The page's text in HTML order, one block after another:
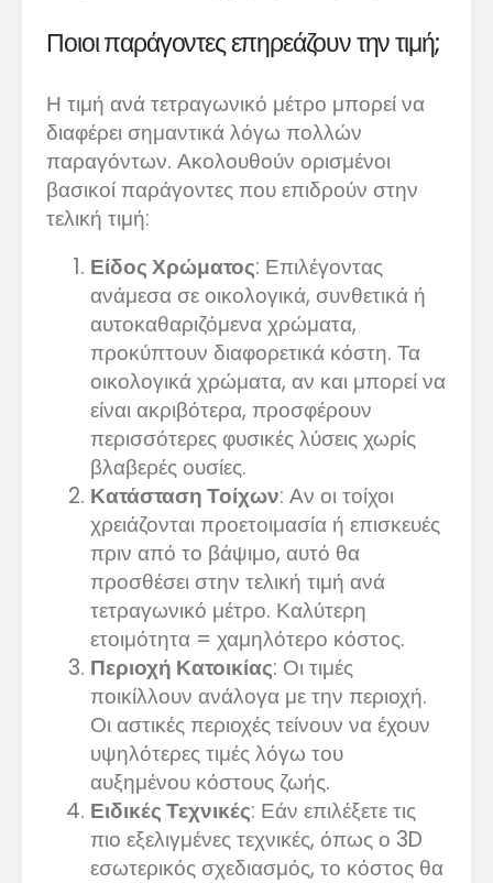
Ποιοι παράγοντες επηρεάζουν την τιμή;
Η τιμή ανά τετραγωνικό μέτρο μπορεί να
διαφέρει σημαντικά λόγω πολλών
παραγόντων. Ακολουθούν ορισμένοι
βασικοί παράγοντες που επιδρούν στην
τελική τιμή:
Είδος Χρώματος: Επιλέγοντας
ανάμεσα σε οικολογικά, συνθετικά ή
αυτοκαθαριζόμενα χρώματα,
προκύπτουν διαφορετικά κόστη. Τα
οικολογικά χρώματα, αν και μπορεί να
είναι ακριβότερα, προσφέρουν
περισσότερες φυσικές λύσεις χωρίς
βλαβερές ουσίες.
Κατάσταση Τοίχων: Αν οι τοίχοι
χρειάζονται προετοιμασία ή επισκευές
πριν από το βάψιμο, αυτό θα
προσθέσει στην τελική τιμή ανά
τετραγωνικό μέτρο. Καλύτερη
ετοιμότητα = χαμηλότερο κόστος.
Περιοχή Κατοικίας: Οι τιμές
ποικίλλουν ανάλογα με την περιοχή.
Οι αστικές περιοχές τείνουν να έχουν
υψηλότερες τιμές λόγω του
αυξημένου κόστους ζωής.
Ειδικές Τεχνικές: Εάν επιλέξετε τις
πιο εξελιγμένες τεχνικές, όπως ο 3D
εσωτερικός σχεδιασμός, το κόστος θα